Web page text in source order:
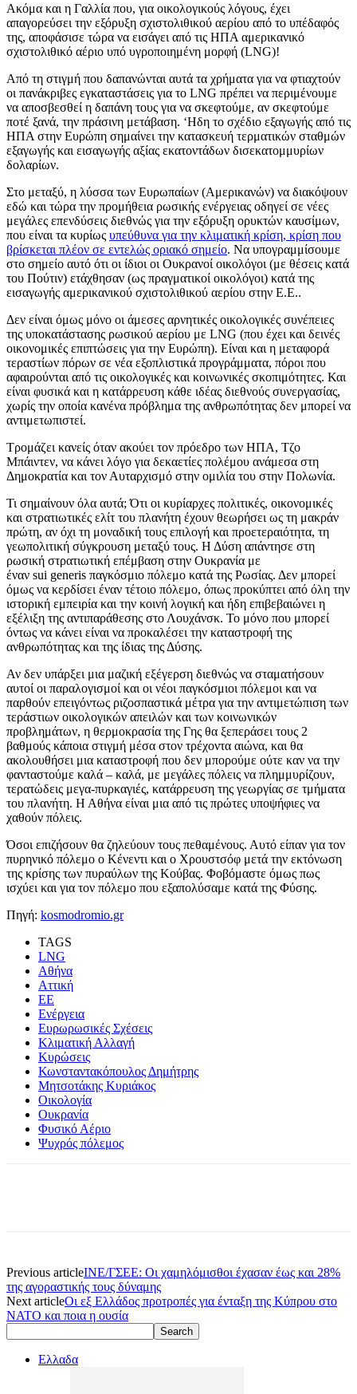
Ακόμα και η Γαλλία που, για οικολογικούς λόγους, έχει
απαγορεύσει την εξόρυξη σχιστολιθικού αερίου από το υπέδαφός
της, αποφάσισε τώρα να εισάγει από τις ΗΠΑ αμερικανικό
σχιστολιθικό αέριο υπό υγροποιημένη μορφή (LNG)!
Από τη στιγμή που δαπανώνται αυτά τα χρήματα για να φτιαχτούν
οι πανάκριβες εγκαταστάσεις για το LNG πρέπει να περιμένουμε
να αποσβεσθεί η δαπάνη τους για να σκεφτούμε, αν σκεφτούμε
ποτέ ξανά, την πράσινη μετάβαση. ‘Ηδη το σχέδιο εξαγωγής από τις
ΗΠΑ στην Ευρώπη σημαίνει την κατασκευή τερματικών σταθμών
εξαγωγής και εισαγωγής αξίας εκατοντάδων δισεκατομμυρίων
δολαρίων.
Στο μεταξύ, η λύσσα των Ευρωπαίων (Αμερικανών) να διακόψουν
εδώ και τώρα την προμήθεια ρωσικής ενέργειας οδηγεί σε νέες
μεγάλες επενδύσεις διεθνώς για την εξόρυξη ορυκτών καυσίμων,
που είναι τα κυρίως υπεύθυνα για την κλιματική κρίση, κρίση που
βρίσκεται πλέον σε εντελώς οριακό σημείο. Nα υπογραμμίσουμε
στο σημείο αυτό ότι οι ίδιοι οι Ουκρανοί οικολόγοι (με θέσεις κατά
του Πούτιν) ετάχθησαν (ως πραγματικοί οικολόγοι) κατά της
εισαγωγής αμερικανικού σχιστολιθικού αερίου στην Ε.Ε..
Δεν είναι όμως μόνο οι άμεσες αρνητικές οικολογικές συνέπειες
της υποκατάστασης ρωσικού αερίου με LNG (που έχει και δεινές
οικονομικές επιπτώσεις για την Ευρώπη). Είναι και η μεταφορά
τεραστίων πόρων σε νέα εξοπλιστικά προγράμματα, πόροι που
αφαιρούνται από τις οικολογικές και κοινωνικές σκοπιμότητες. Και
είναι φυσικά και η κατάρρευση κάθε ιδέας διεθνούς συνεργασίας,
χωρίς την οποία κανένα πρόβλημα της ανθρωπότητας δεν μπορεί να
αντιμετωπιστεί.
Τρομάζει κανείς όταν ακούει τον πρόεδρο των ΗΠΑ, Τζο
Μπάιντεν, να κάνει λόγο για δεκαετίες πολέμου ανάμεσα στη
Δημοκρατία και τον Αυταρχισμό στην ομιλία του στην Πολωνία.
Τι σημαίνουν όλα αυτά; Ότι οι κυρίαρχες πολιτικές, οικονομικές
και στρατιωτικές ελίτ του πλανήτη έχουν θεωρήσει ως τη μακράν
πρώτη, αν όχι τη μοναδική τους επιλογή και προετεραιότητα, τη
γεωπολιτική σύγκρουση μεταξύ τους. Η Δύση απάντησε στη
ρωσική στρατιωτική επέμβαση στην Ουκρανία με
έναν sui generis παγκόσμιο πόλεμο κατά της Ρωσίας. Δεν μπορεί
όμως να κερδίσει έναν τέτοιο πόλεμο, όπως προκύπτει από όλη την
ιστορική εμπειρία και την κοινή λογική και ήδη επιβεβαιώνει η
εξέλιξη της αντιπαράθεσης στο Λουχάνσκ. Το μόνο που μπορεί
όντως να κάνει είναι να προκαλέσει την καταστροφή της
ανθρωπότητας και της ίδιας της Δύσης.
Αν δεν υπάρξει μια μαζική εξέγερση διεθνώς να σταματήσουν
αυτοί οι παραλογισμοί και οι νέοι παγκόσμιοι πόλεμοι και να
παρθούν επειγόντως ριζοσπαστικά μέτρα για την αντιμετώπιση των
τεράστιων οικολογικών απειλών και των κοινωνικών
προβλημάτων, η θερμοκρασία της Γης θα ξεπεράσει τους 2
βαθμούς κάποια στιγμή μέσα στον τρέχοντα αιώνα, και θα
ακολουθήσει μια καταστροφή που δεν μπορούμε ούτε καν να την
φανταστούμε καλά – καλά, με μεγάλες πόλεις να πλημμυρίζουν,
τερατώδεις μεγα-πυρκαγιές, κατάρρευση της γεωργίας σε τμήματα
του πλανήτη. Η Αθήνα είναι μια από τις πρώτες υποψήφιες να
χαθούν πόλεις.
Όσοι επιζήσουν θα ζηλεύουν τους πεθαμένους. Αυτό είπαν για τον
πυρηνικό πόλεμο ο Κένεντι και ο Χρουστσόφ μετά την εκτόνωση
της κρίσης των πυραύλων της Κούβας. Φοβόμαστε όμως πως
ισχύει και για τον πόλεμο που εξαπολύσαμε κατά της Φύσης.
Πηγή: kosmodromio.gr
TAGS
LNG
Αθήνα
Αττική
ΕΕ
Ενέργεια
Ευρωρωσικές Σχέσεις
Κλιματική Αλλαγή
Κυρώσεις
Κωνσταντακόπουλος Δημήτρης
Μητσοτάκης Κυριάκος
Οικολογία
Ουκρανία
Φυσικό Αέριο
Ψυχρός πόλεμος
Previous articleΙΝΕ/ΓΣΕΕ: Οι χαμηλόμισθοι έχασαν έως και 28%
της αγοραστικής τους δύναμης
Next articleΟι εξ Ελλάδος προτροπές για ένταξη της Κύπρου στο
ΝΑΤΟ και ποια η ουσία
Ελλαδα